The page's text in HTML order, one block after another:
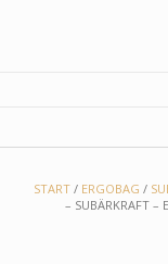
START / ERGOBAG /
– SUBÄRKRAFT –